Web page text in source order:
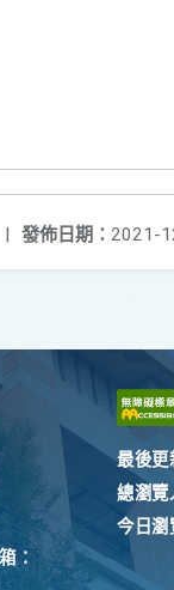
發佈日期： 2021-
|
：
最後更
總瀏覽
今日瀏